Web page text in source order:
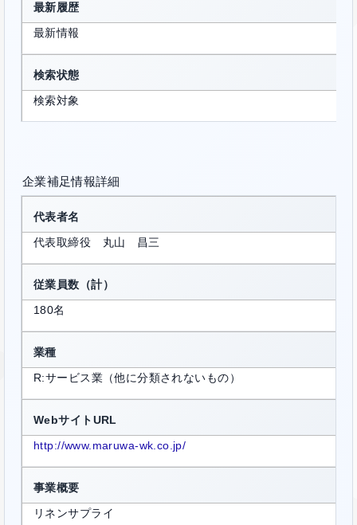
最新履歴
最新情報
検索状態
検索対象
企業補足情報詳細
代表者名
代表取締役 丸山 昌三
従業員数（計）
180名
業種
R:サービス業（他に分類されないもの）
WebサイトURL
http://www.maruwa-wk.co.jp/
事業概要
リネンサプライ